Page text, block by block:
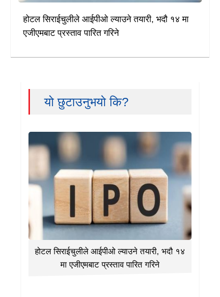
होटल सिराईचुलीले आईपीओ ल्याउने तयारी, भदौ १४ मा
एजीएमबाट प्रस्ताव पारित गरिने
यो छुटाउनुभयो कि?
होटल सिराईचुलीले आईपीओ ल्याउने तयारी, भदौ १४
मा एजीएमबाट प्रस्ताव पारित गरिने